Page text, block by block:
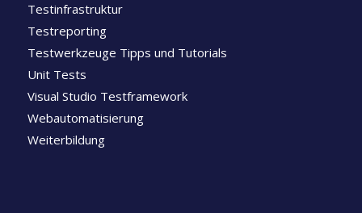
Testinfrastruktur
Testreporting
Testwerkzeuge Tipps und Tutorials
Unit Tests
Visual Studio Testframework
Webautomatisierung
Weiterbildung